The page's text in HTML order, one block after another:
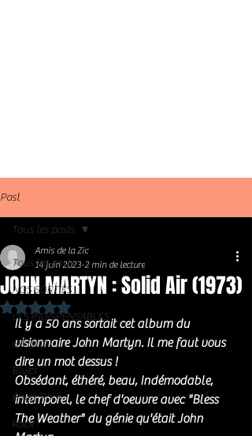
Post
Tous les posts
NOS SORTIES
LES INDISPENSABLES
Général
Blues
Blues Rock
Rock
Tous les posts
JOHN MARTYN : Solid Air (1973)
Amis de la Zic
14 juin 2023 2 min de lecture
Noté NaN étoiles sur 5.
Il y a 50 ans sortait cet album du
visionnaire John Martyn. Il me faut vous
dire un mot dessus !
Obsédant, éthéré, beau, Indémodable,
intemporel, le chef d'oeuvre avec "Bless
The Weather" du génie qu'était John